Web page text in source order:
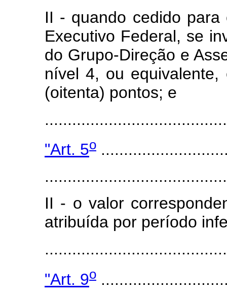
II - quando cedido
Executivo Federal, se
do Grupo-Direção e
nível 4, ou
(oitenta) pontos; e
"Art. 5o
II - o valor
atribuída por período
"Art. 9o